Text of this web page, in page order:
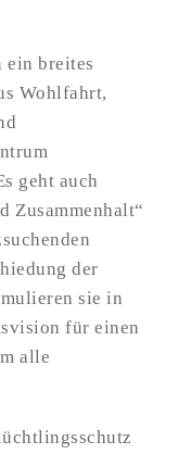
breites
Wohlfahrt,
geht auch
Zusammenhalt“
der
sie in
für einen
alle